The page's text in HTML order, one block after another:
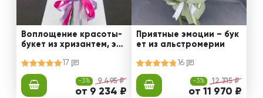
Воплощение красоты-
букет из хризантем, эус
17
-3% 9 495 ₽
от 9 234 ₽
Приятные эмоции – бук
ет из альстромерии
16
-3% 12 315 ₽
от 11 970 ₽